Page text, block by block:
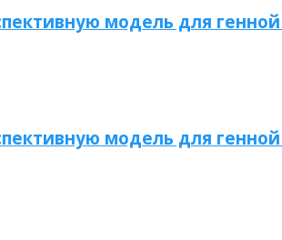
модель для
модель для